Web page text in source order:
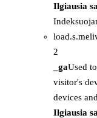
Ilgiausia
2
_gaUsed
visitor's
devices
Ilgiausia